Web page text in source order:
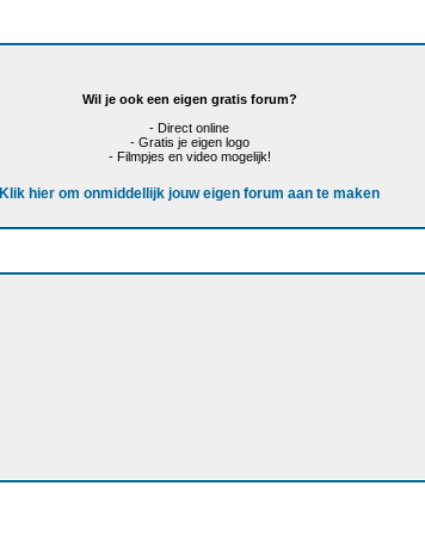
Wil je ook een eigen gratis forum?
- Direct online
- Gratis je eigen logo
- Filmpjes en video mogelijk!
Klik hier om onmiddellijk jouw eigen forum aan te maken